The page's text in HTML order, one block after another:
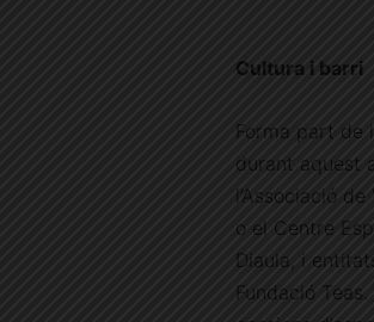
Cultura i barri
Forma part
durant aquest
l’Associació
o el Centre
Diaula, i
Fundació